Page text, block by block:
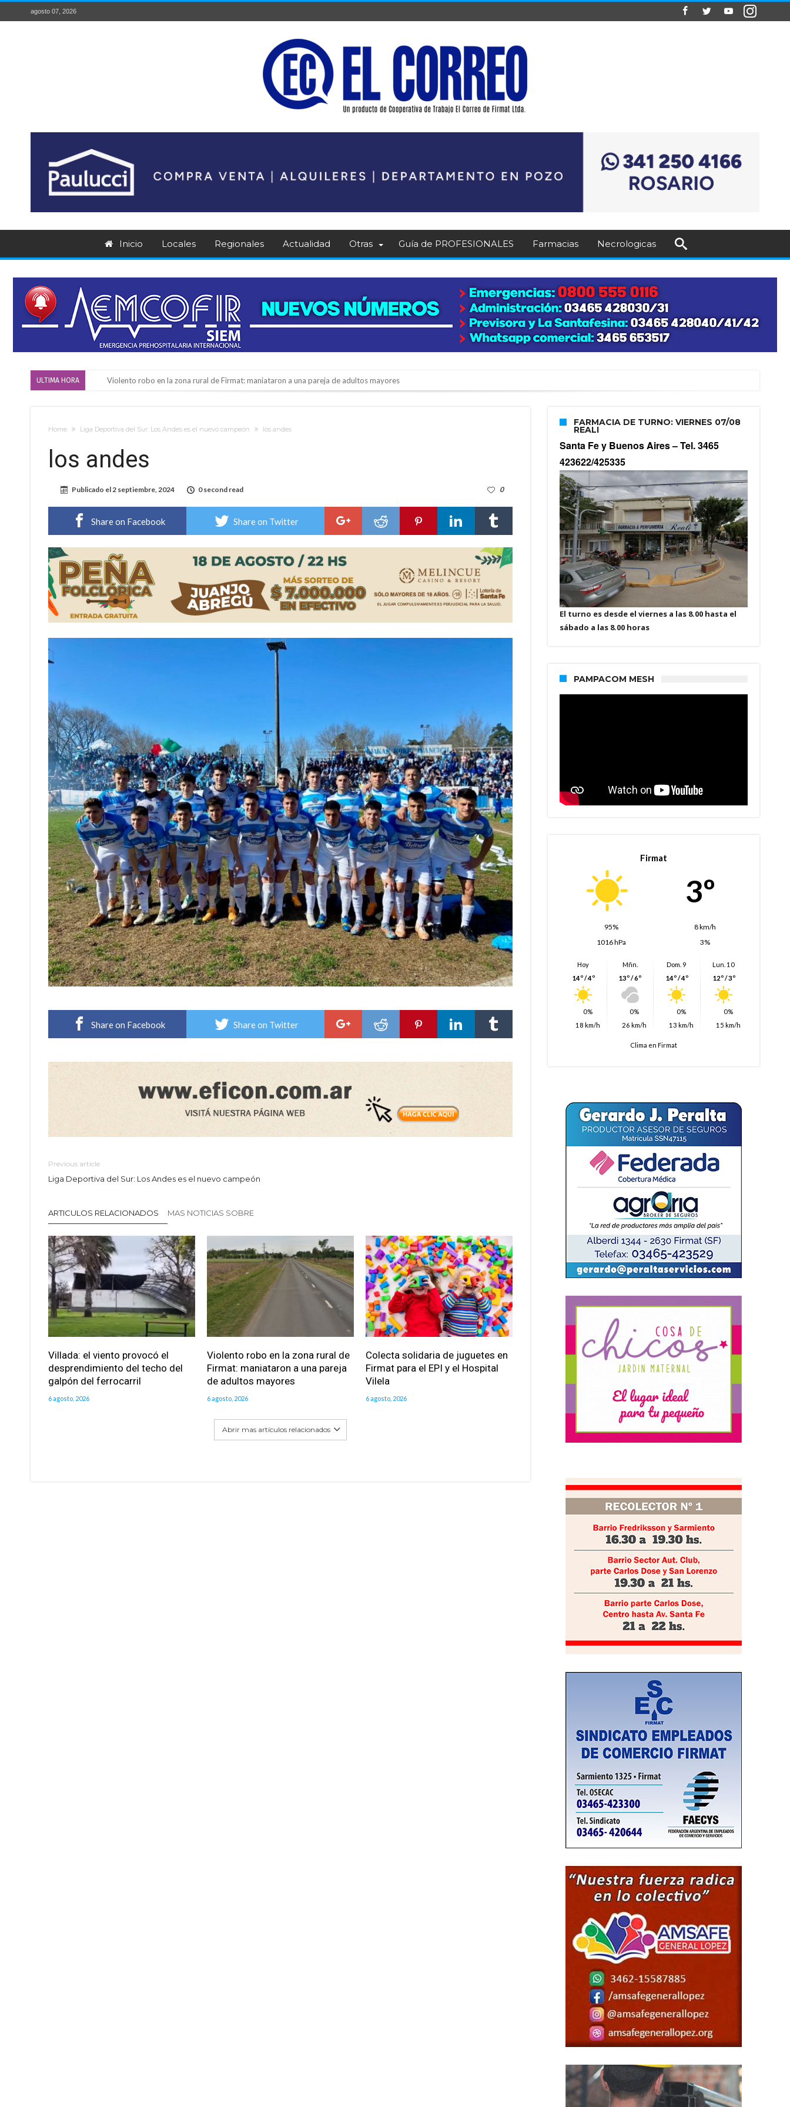
agosto 07, 2026
Inicio Locales Regionales Actualidad Otras Guía de PROFESIONALES Farmacias Necrologicas
ULTIMA HORA Violento robo en la zona rural de Firmat: maniataron a una pareja de adultos mayores
Güemes y Mariano Vera
Cañada del Ucle se prepara para la 5ª edición de la Expo Dose
Villada: evalúan obras preventivas ante posibles lluvias intensas
Home Liga Deportiva del Sur: Los Andes es el nuevo campeón los andes
los andes
Publicado el2 septiembre, 2024 0 second read 0
Share on Facebook Share on Twitter
Share on Facebook Share on Twitter
Previous article
Liga Deportiva del Sur: Los Andes es el nuevo campeón
ARTICULOS RELACIONADOS MAS NOTICIAS SOBRE
Villada: el viento provocó el
desprendimiento del techo del
galpón del ferrocarril
6 agosto, 2026
Violento robo en la zona rural de
Firmat: maniataron a una pareja
de adultos mayores
6 agosto, 2026
Colecta solidaria de juguetes en
Firmat para el EPI y el Hospital
Vilela
6 agosto, 2026
Abrir mas artículos relacionados
FARMACIA DE TURNO: VIERNES 07/08
REALI
Santa Fe y Buenos Aires –Tel. 3465
423622/425335
El turno es desde el viernes a las 8.00 hasta el
sábado a las 8.00 horas
PAMPACOM MESH
Firmat
3º
95%
8 km/h
1016 hPa
3%
Hoy
14º / 4º
0%
18 km/h
Mñn.
13º / 6º
0%
26 km/h
Dom. 9
14º / 4º
0%
13 km/h
Lun. 10
12º / 3º
0%
15 km/h
Clima en Firmat